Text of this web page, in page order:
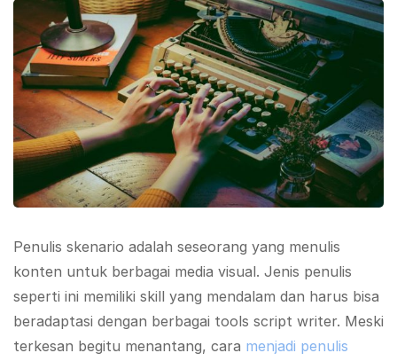
Penulis skenario adalah seseorang yang menulis
konten untuk berbagai media visual. Jenis penulis
seperti ini memiliki skill yang mendalam dan harus bisa
beradaptasi dengan berbagai tools script writer. Meski
terkesan begitu menantang, cara menjadi penulis